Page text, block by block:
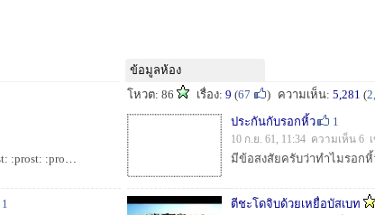
[center]กราบสวัสดีน้าๆ ชาว siamfishing ทุกท่านครับ:prost: :prost: :prost: :prost: :prost: :prost: ผมภูมิใจนำเสนอกระทู้สั้นๆ ต่ออายุสมาชิกสักหน่อย อา...
1
ข้อมูลห้อง
โหวต: 86
เรื่อง: 9 (67 ) ความเห็น: 5,281 (
ประกันกับรอกหิ้ว
1
10 ก.ย. 61, 11:34 ความเห็น 6
ตีชะโดจิบด้วยเหยื่อบัสเบท